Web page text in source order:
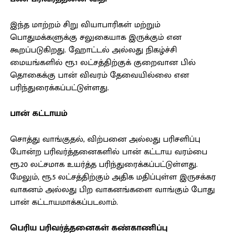
இந்த மாற்றம் சிறு வியாபாரிகள் மற்றும்
பொதுமக்களுக்கு சலுகையாக இருக்கும் என
கூறப்படுகிறது. ஹோட்டல் அல்லது நிகழ்ச்சி
மையங்களில் ரூ.1 லட்சத்திற்குக் குறைவான பில்
தொகைக்கு பான் விவரம் தேவையில்லை என
பரிந்துரைக்கப்பட்டுள்ளது.
பான் கட்டாயம்
சொத்து வாங்குதல், விற்பனை அல்லது பரிசளிப்பு
போன்ற பரிவர்த்தனைகளில் பான் கட்டாய வரம்பை
ரூ.20 லட்சமாக உயர்த்த பரிந்துரைக்கப்பட்டுள்ளது.
மேலும், ரூ.5 லட்சத்திற்கும் அதிக மதிப்புள்ள இருசக்கர
வாகனம் அல்லது பிற வாகனங்களை வாங்கும் போது
பான் கட்டாயமாக்கப்படலாம்.
பெரிய பரிவர்த்தனைகள் கண்காணிப்பு